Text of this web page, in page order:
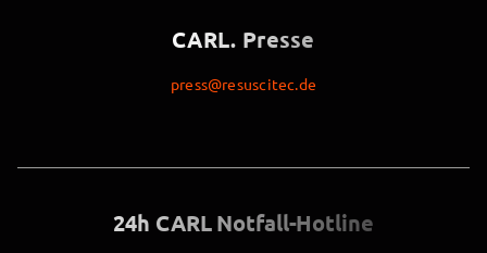
CARL. Presse
press@resuscitec.de
24h CARL Notfall-Hotline